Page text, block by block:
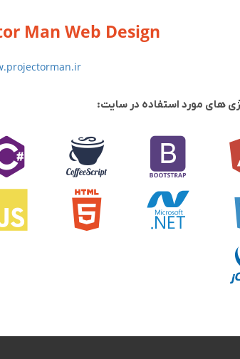
Man Web Design
های مورد استفاده در سایت: